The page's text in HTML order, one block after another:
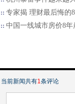
专家揭 理财最后悔的
中国一线城市房价8
当前新闻共有1条评论